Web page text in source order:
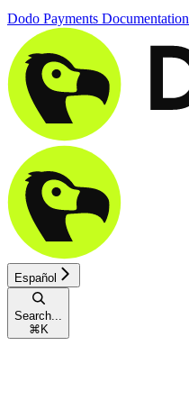
Dodo Payments Documentation
Español
Search...
⌘ K